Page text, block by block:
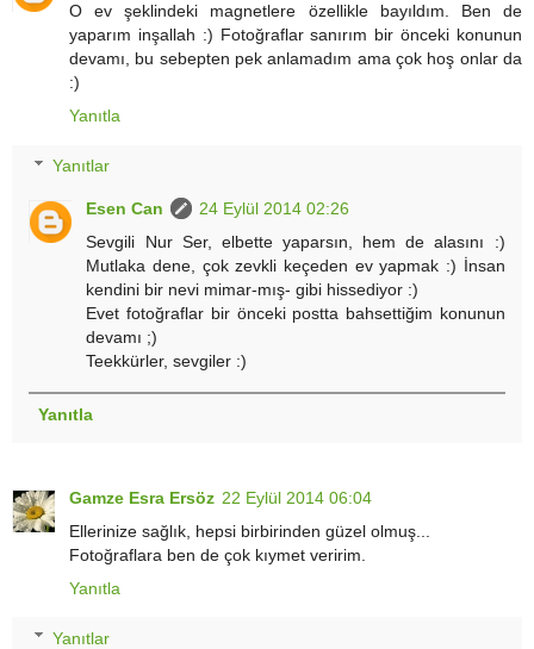
O ev şeklindeki magnetlere özellikle bayıldım. Ben de
yaparım inşallah :) Fotoğraflar sanırım bir önceki konunun
devamı, bu sebepten pek anlamadım ama çok hoş onlar da
:)
Yanıtla
Yanıtlar
Esen Can
24 Eylül 2014 02:26
Sevgili Nur Ser, elbette yaparsın, hem de alasını :)
Mutlaka dene, çok zevkli keçeden ev yapmak :) İnsan
kendini bir nevi mimar-mış- gibi hissediyor :)
Evet fotoğraflar bir önceki postta bahsettiğim konunun
devamı ;)
Teekkürler, sevgiler :)
Yanıtla
Gamze Esra Ersöz 22 Eylül 2014 06:04
Ellerinize sağlık, hepsi birbirinden güzel olmuş...
Fotoğraflara ben de çok kıymet veririm.
Yanıtla
Yanıtlar